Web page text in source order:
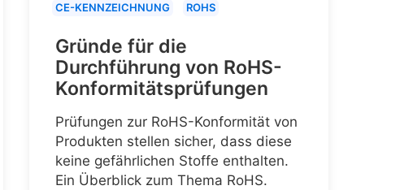
CE-KENNZEICHNUNG
ROHS
Gründe für die
Durchführung von RoHS-
Konformitätsprüfungen
Prüfungen zur RoHS-Konformität von
Produkten stellen sicher, dass diese
keine gefährlichen Stoffe enthalten.
Ein Überblick zum Thema RoHS.